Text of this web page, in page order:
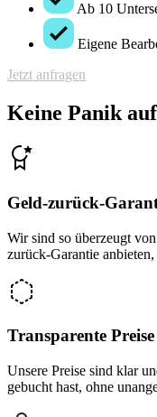
Ab 10
Eigene
Jetzt anfragen
Keine Panik
Geld-zurück-
Wir sind so überzeugt
zurück-Garantie
Transparente Preise
Unsere Preise sind klar
gebucht hast, ohne